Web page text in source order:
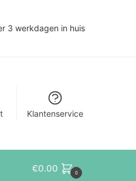
3 werkdagen in huis
Klantenservice
€0.00 0